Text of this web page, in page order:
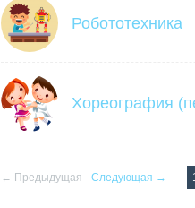
Робототехника
Хореография
← Предыдущая Следующая →